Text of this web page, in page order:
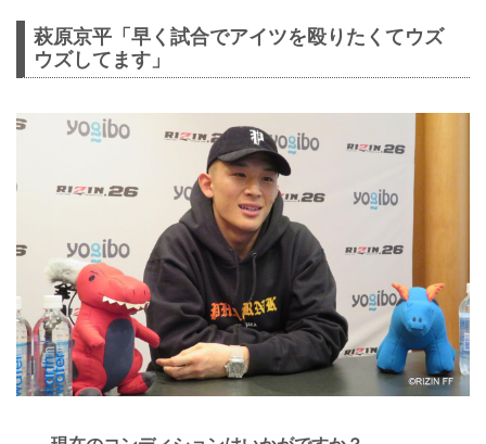
萩原京平「早く試合でアイツを殴りたくてウズ
ウズしてます」